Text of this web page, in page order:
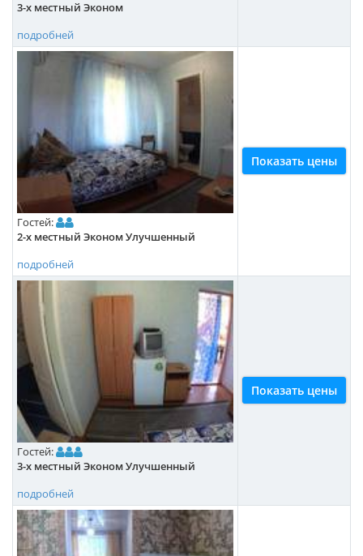
3-х местный Эконом
подробней
Гостей:
2-х местный Эконом Улучшенный
подробней
Показать цены
Гостей:
3-х местный Эконом Улучшенный
подробней
Показать цены